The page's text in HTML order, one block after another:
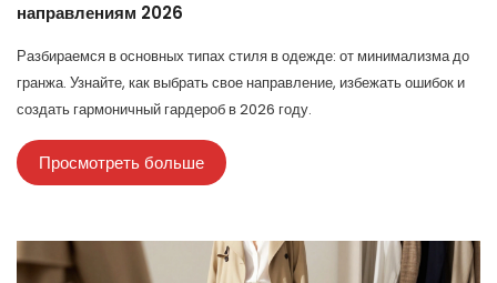
направлениям 2026
Разбираемся в основных типах стиля в одежде: от минимализма до
гранжа. Узнайте, как выбрать свое направление, избежать ошибок и
создать гармоничный гардероб в 2026 году.
Просмотреть больше